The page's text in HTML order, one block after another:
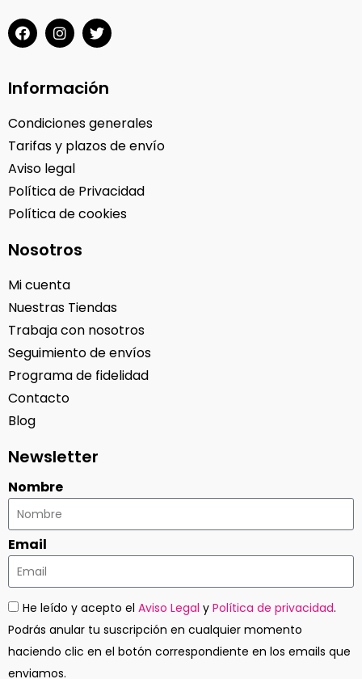
Información
Condiciones generales
Tarifas y plazos de envío
Aviso legal
Política de Privacidad
Política de cookies
Nosotros
Mi cuenta
Nuestras Tiendas
Trabaja con nosotros
Seguimiento de envíos
Programa de fidelidad
Contacto
Blog
Newsletter
Nombre
Email
He leído y acepto el Aviso Legal y Política de privacidad.
Podrás anular tu suscripción en cualquier momento
haciendo clic en el botón correspondiente en los emails que
enviamos.